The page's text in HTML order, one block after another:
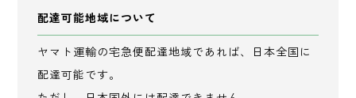
配達可能地域について
ヤマト運輸の宅急便配達地域であれば、日本全国に
配達可能です。